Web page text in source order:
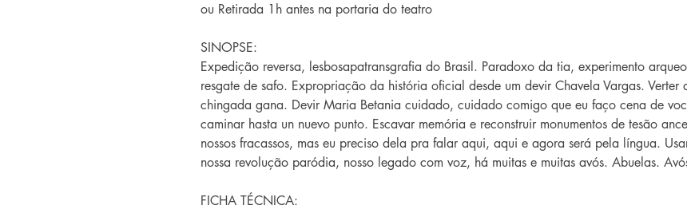
ou Retirada 1h antes na portaria do teatro
SINOPSE:
Expedição reversa, lesbosapatransgrafia do Brasil. Paradoxo da tia, experimento
resgate de safo. Expropriação da história oficial desde um devir Chavela Vargas.
chingada gana. Devir Maria Betania cuidado, cuidado comigo que eu faço cena de
caminar hasta un nuevo punto. Escavar memória e reconstruir monumentos de tesão
nossos fracassos, mas eu preciso dela pra falar aqui, aqui e agora será pela língua.
nossa revolução paródia, nosso legado com voz, há muitas e muitas avós. Abuelas.
FICHA TÉCNICA: